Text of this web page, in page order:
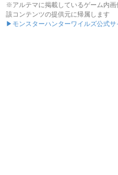
※アルテマに掲載しているゲーム内
該コンテンツの提供元に帰属します
▶モンスターハンターワイルズ公式サ